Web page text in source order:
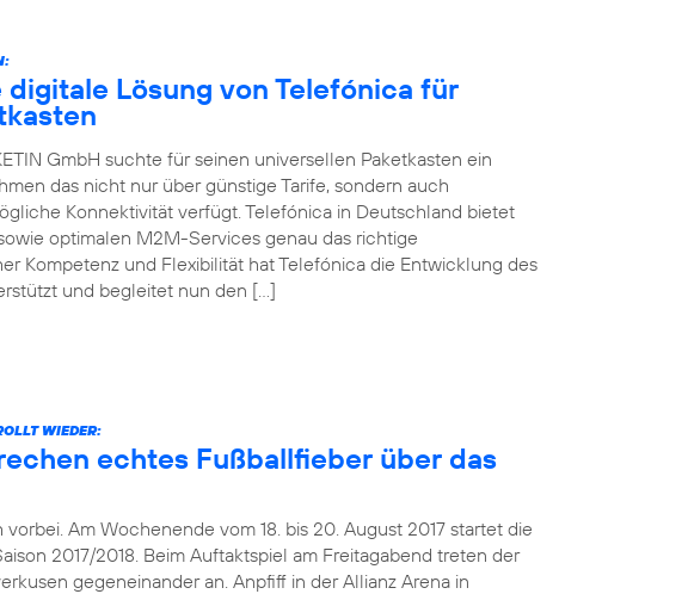
digitale Lösung von Telefónica für
GmbH suchte für seinen universellen Paketkasten ein
das nicht nur über günstige Tarife, sondern auch
Konnektivität verfügt. Telefónica in Deutschland bietet
optimalen M2M-Services genau das richtige
Kompetenz und Flexibilität hat Telefónica die Entwicklung des
und begleitet nun den […]
WIEDER:
echtes Fußballfieber über das
Am Wochenende vom 18. bis 20. August 2017 startet die
2017/2018. Beim Auftaktspiel am Freitagabend treten der
gegeneinander an. Anpfiff in der Allianz Arena in